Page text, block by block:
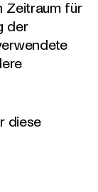
Zeitraum für
der
diese